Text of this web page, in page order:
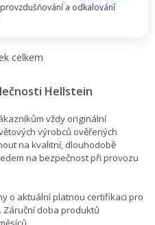
a odkalování
O
l
d
a
c
í
v
k
y
celkem
Hellstein
vždy originální
výrobců ověřených
na kvalitní, dlouhodobě
na bezpečnost při provozu
o aktuální platnou certifikaci pro
Záruční doba produktů